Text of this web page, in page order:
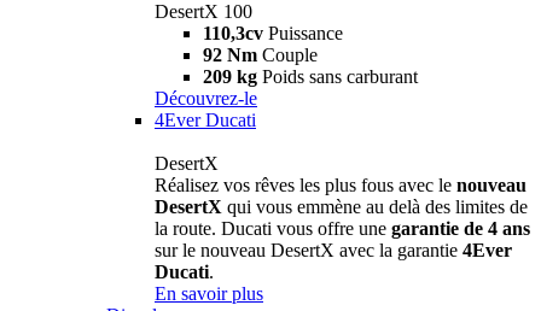
DesertX 100
110,3cv Puissance
92 Nm Couple
209 kg Poids sans carburant
Découvrez-le
4Ever Ducati
DesertX
Réalisez vos rêves les plus fous avec le nouveau
DesertX qui vous emmène au delà des limites de
la route. Ducati vous offre une garantie de 4 ans
sur le nouveau DesertX avec la garantie 4Ever
Ducati.
En savoir plus